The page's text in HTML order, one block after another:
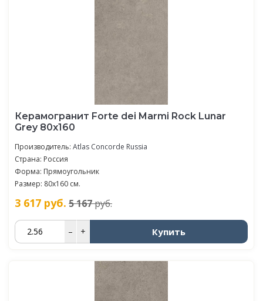
Керамогранит Forte dei Marmi Rock Lunar
Grey 80x160
Производитель: Atlas Concorde Russia
Страна: Россия
Форма: Прямоугольник
Размер: 80x160 см.
3 617 руб. 5 167руб.
– + Купить